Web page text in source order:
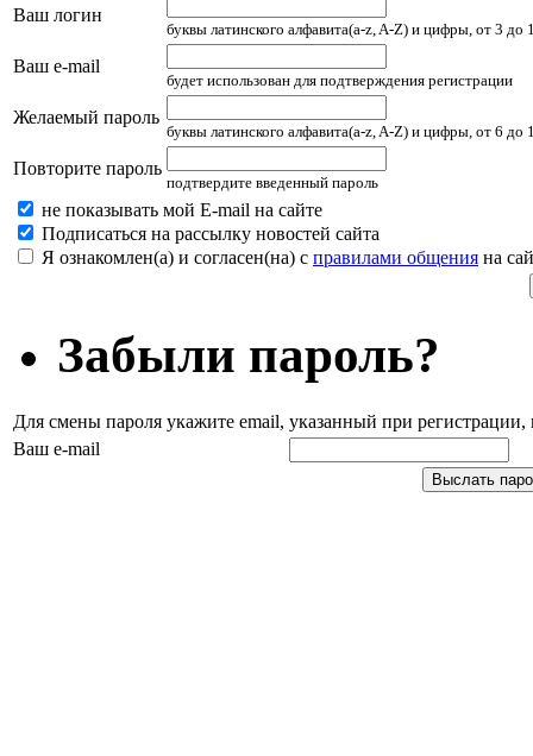
Ваш логин
буквы латинского алфавита(a-z, A-Z) и цифры, от 3 до
Ваш e-mail
будет использован для подтверждения регистрации
Желаемый пароль
буквы латинского алфавита(a-z, A-Z) и цифры, от 6 до
Повторите пароль
подтвердите введенный пароль
не показывать мой E-mail на сайте
Подписаться на рассылку новостей сайта
Я ознакомлен(а) и согласен(на) с правилами общения на
Забыли пароль?
Для смены пароля укажите email, указанный при
Ваш e-mail